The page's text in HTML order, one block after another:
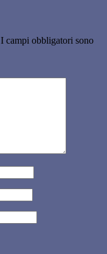
I campi obbligatori sono